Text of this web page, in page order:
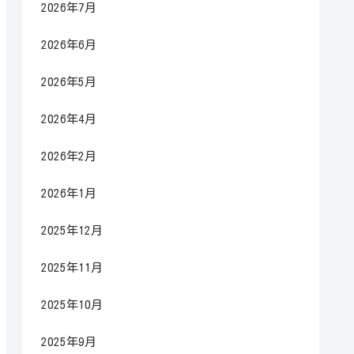
2026年7月
2026年6月
2026年5月
2026年4月
2026年2月
2026年1月
2025年12月
2025年11月
2025年10月
2025年9月